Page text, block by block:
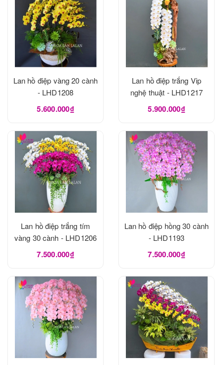
Lan hồ điệp vàng 20 cành
- LHD1208
5.600.000₫
Lan hồ điệp trắng Vip
nghệ thuật - LHD1217
5.900.000₫
Lan hồ điệp trắng tím
vàng 30 cành - LHD1206
7.500.000₫
Lan hồ điệp hồng 30 cành
- LHD1193
7.500.000₫